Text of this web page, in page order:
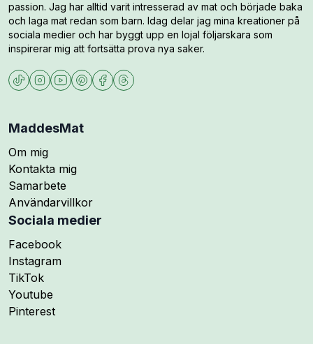
passion. Jag har alltid varit intresserad av mat och började baka
och laga mat redan som barn. Idag delar jag mina kreationer på
sociala medier och har byggt upp en lojal följarskara som
inspirerar mig att fortsätta prova nya saker.
MaddesMat
Om mig
Kontakta mig
Samarbete
Användarvillkor
Sociala medier
Följ mig på
Facebook
Följ mig på
Instagram
Följ mig på
TikTok
Följ mig på
Youtube
Följ mig på
Pinterest